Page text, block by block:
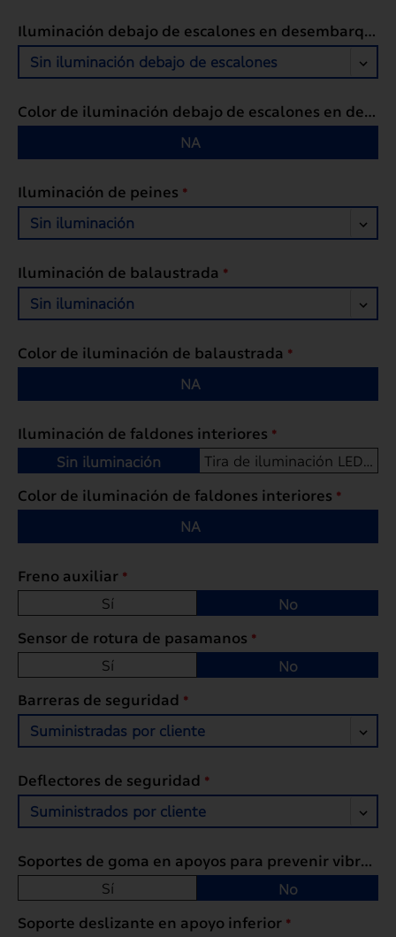
Iluminación debajo de escalones en desembarques
Sin iluminación debajo de escalones
Color de iluminación debajo de escalones en desembarques
NA
Iluminación de peines *
Sin iluminación
Iluminación de balaustrada *
Sin iluminación
Color de iluminación de balaustrada *
NA
Iluminación de faldones interiores *
Sin iluminación
Tira de iluminación LED en cepillo deflector
Color de iluminación de faldones interiores *
NA
Freno auxiliar *
Sí
No
Sensor de rotura de pasamanos *
Sí
No
Barreras de seguridad *
Suministradas por cliente
Deflectores de seguridad *
Suministrados por cliente
Soportes de goma en apoyos para prevenir vibración
Sí
No
Soporte deslizante en apoyo inferior *